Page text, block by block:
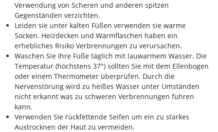
Verwendung von Scheren und anderen spitzen
Gegenständen verzichten.
Leiden sie unter kalten Füßen verwenden sie warme
Socken. Heizdecken und Wärmflaschen haben ein
erhebliches Risiko Verbrennungen zu verursachen.
Waschen Sie Ihre Füße täglich mit lauwarmem Wasser. Die
Temperatur (höchstens 37°) sollten Sie mit dem Ellenbogen
oder einem Thermometer überprüfen. Durch die
Nervenstörung wird zu heißes Wasser unter Umständen
nicht erkannt was zu schweren Verbrennungen führen
kann.
Verwenden Sie rückfettende Seifen um ein zu starkes
Austrocknen der Haut zu vermeiden.